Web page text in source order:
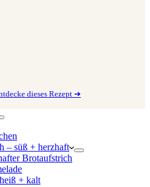
dieses Rezept ➔
– süß + herzhaft
Brotaufstrich
+ kalt